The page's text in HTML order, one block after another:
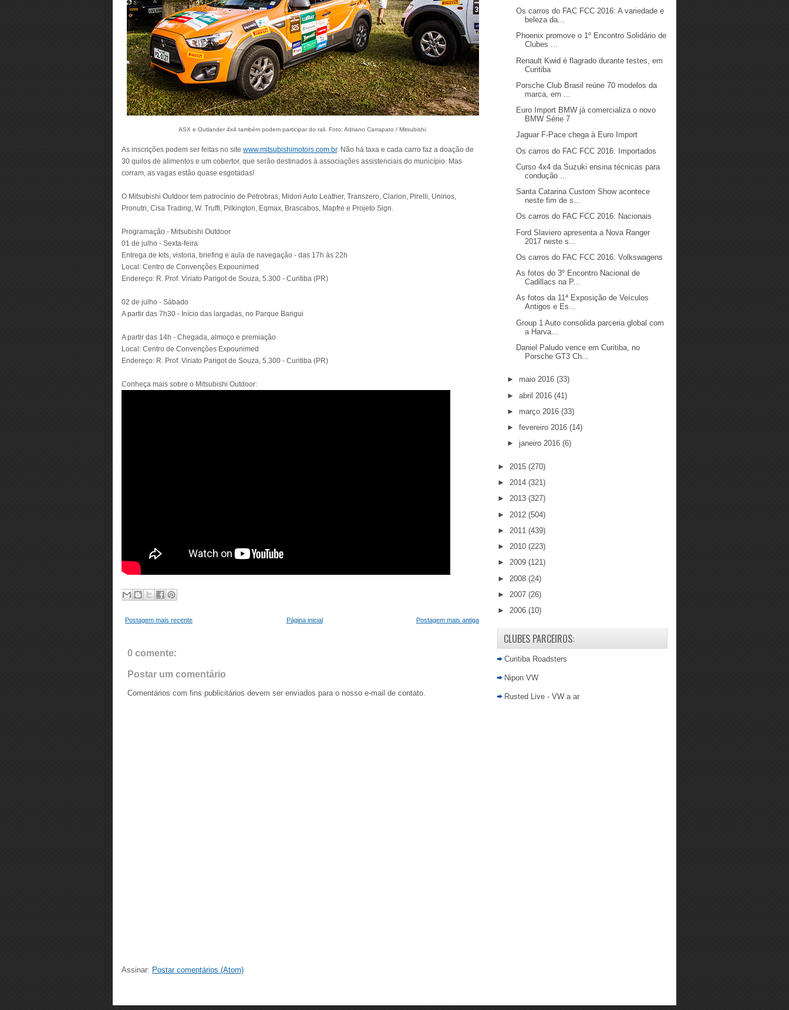
ASX e Outlander 4x4 também podem participar do rali. Foto: Adriano Carrapato / Mitsubishi.
As inscrições podem ser feitas no site www.mitsubishimotors.com.br. Não há taxa e cada carro faz a doação de
30 quilos de alimentos e um cobertor, que serão destinados à associações assistenciais do município. Mas
corram, as vagas estão quase esgotadas!
O Mitsubishi Outdoor tem patrocínio de Petrobras, Midori Auto Leather, Transzero, Clarion, Pirelli, Unirios,
Pronutri, Cisa Trading, W. Truffi, Pilkington, Eqmax, Brascabos, Mapfre e Projeto Sign.
Programação - Mitsubishi Outdoor
01 de julho - Sexta-feira
Entrega de kits, vistoria, briefing e aula de navegação - das 17h às 22h
Local: Centro de Convenções Expounimed
Endereço: R. Prof. Viriato Parigot de Souza, 5.300 - Curitiba (PR)
02 de julho - Sábado
A partir das 7h30 - Início das largadas, no Parque Barigui
A partir das 14h - Chegada, almoço e premiação
Local: Centro de Convenções Expounimed
Endereço: R. Prof. Viriato Parigot de Souza, 5.300 - Curitiba (PR)
Conheça mais sobre o Mitsubishi Outdoor:
Postagem mais recente Postagem mais antiga
Página inicial
0 comente:
Postar um comentário
Comentários com fins publicitários devem ser enviados para o nosso e-mail de contato.
Assinar: Postar comentários (Atom)
Os carros do FAC FCC 2016: A variedade e
beleza da...
Phoenix promove o 1º Encontro Solidário de
Clubes ...
Renault Kwid é flagrado durante testes, em
Curitiba
Porsche Club Brasil reúne 70 modelos da
marca, em ...
Euro Import BMW já comercializa o novo
BMW Série 7
Jaguar F-Pace chega à Euro Import
Os carros do FAC FCC 2016: Importados
Curso 4x4 da Suzuki ensina técnicas para
condução ...
Santa Catarina Custom Show acontece
neste fim de s...
Os carros do FAC FCC 2016: Nacionais
Ford Slaviero apresenta a Nova Ranger
2017 neste s...
Os carros do FAC FCC 2016: Volkswagens
As fotos do 3º Encontro Nacional de
Cadillacs na P...
As fotos da 11ª Exposição de Veículos
Antigos e Es...
Group 1 Auto consolida parceria global com
a Harva...
Daniel Paludo vence em Curitiba, no
Porsche GT3 Ch...
► maio 2016 (33)
► abril 2016 (41)
► março 2016 (33)
► fevereiro 2016 (14)
► janeiro 2016 (6)
► 2015 (270)
► 2014 (321)
► 2013 (327)
► 2012 (504)
► 2011 (439)
► 2010 (223)
► 2009 (121)
► 2008 (24)
► 2007 (26)
► 2006 (10)
CLUBES PARCEIROS:
Curitiba Roadsters
Nipon VW
Rusted Live - VW a ar